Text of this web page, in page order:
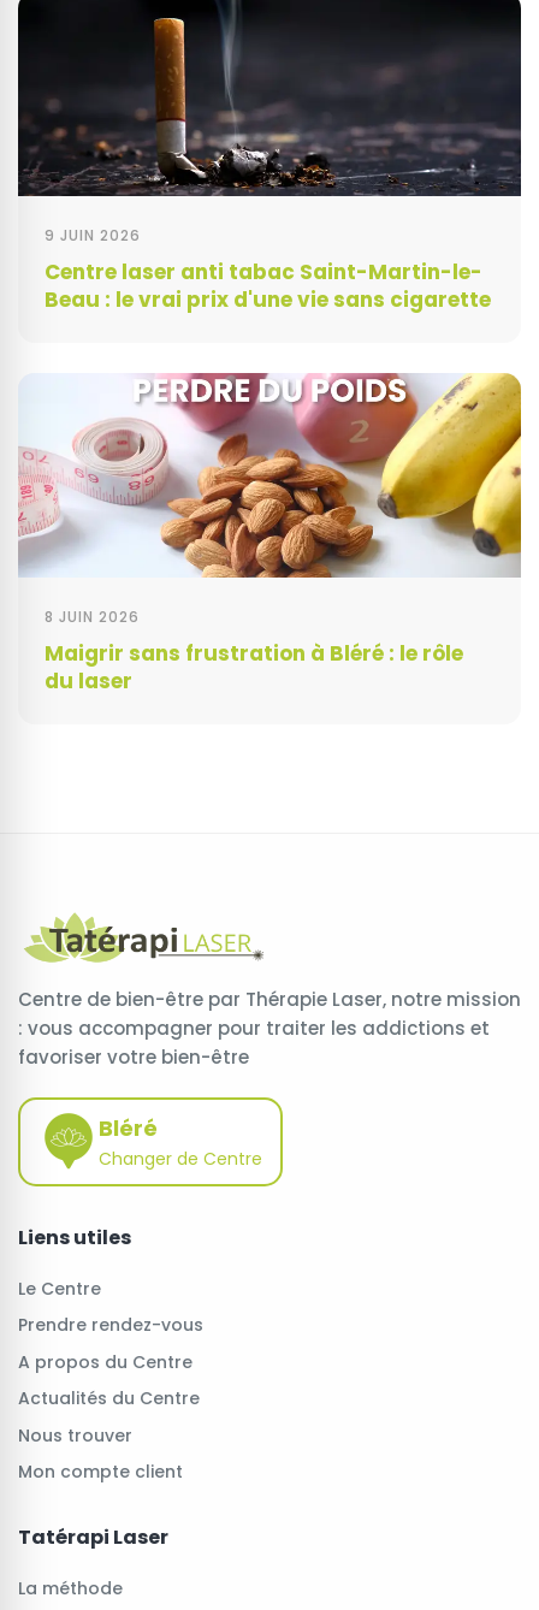
9 JUIN 2026
Centre laser anti tabac Saint-Martin-le-
Beau : le vrai prix d'une vie sans cigarette
8 JUIN 2026
Maigrir sans frustration à Bléré : le rôle
du laser
Centre de bien-être par Thérapie Laser, notre mission
: vous accompagner pour traiter les addictions et
favoriser votre bien-être
Bléré
Changer de Centre
Liens utiles
Le Centre
Prendre rendez-vous
A propos du Centre
Actualités du Centre
Nous trouver
Mon compte client
Tatérapi Laser
La méthode